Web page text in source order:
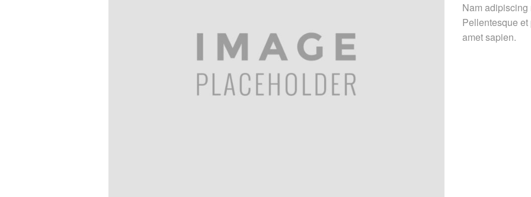
Nam adipiscing
Pellentesque
amet sapien.